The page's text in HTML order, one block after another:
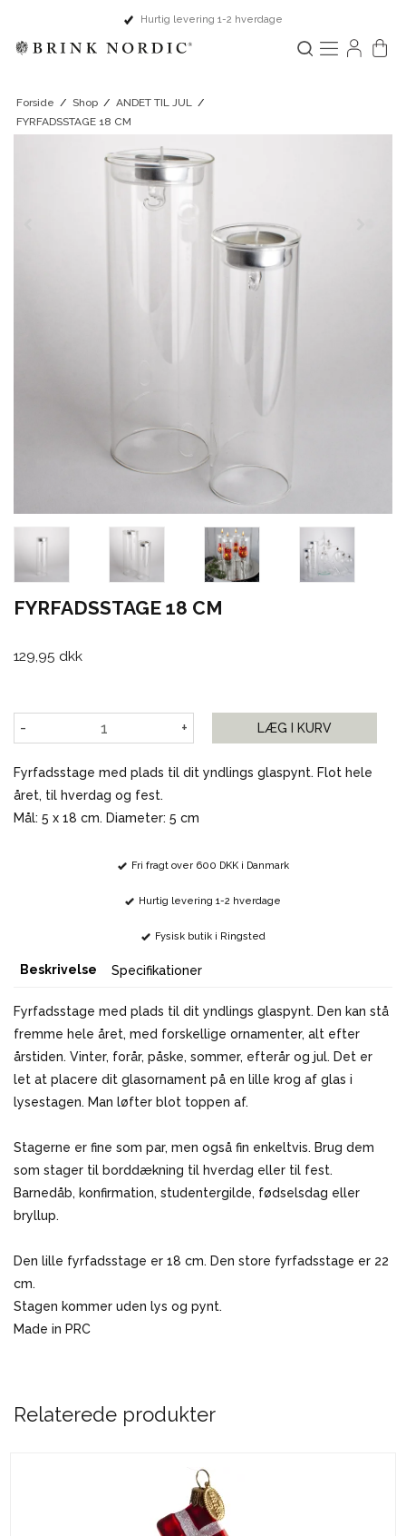
Hurtig levering 1-2 hverdage
Forside / Shop / ANDET TIL JUL /
FYRFADSSTAGE 18 CM
FYRFADSSTAGE 18 CM
129,95 dkk
- + LÆG I KURV
Fyrfadsstage med plads til dit yndlings glaspynt. Flot hele
året, til hverdag og fest.
Mål: 5 x 18 cm. Diameter: 5 cm
Fri fragt over 600 DKK i Danmark
Hurtig levering 1-2 hverdage
Fysisk butik i Ringsted
Beskrivelse Specifikationer
Fyrfadsstage med plads til dit yndlings glaspynt. Den kan stå
fremme hele året, med forskellige ornamenter, alt efter
årstiden. Vinter, forår, påske, sommer, efterår og jul. Det er
let at placere dit glasornament på en lille krog af glas i
lysestagen. Man løfter blot toppen af.
Stagerne er fine som par, men også fin enkeltvis. Brug dem
som stager til borddækning til hverdag eller til fest.
Barnedåb, konfirmation, studentergilde, fødselsdag eller
bryllup.
Den lille fyrfadsstage er 18 cm. Den store fyrfadsstage er 22
cm.
Stagen kommer uden lys og pynt.
Made in PRC
Relaterede produkter